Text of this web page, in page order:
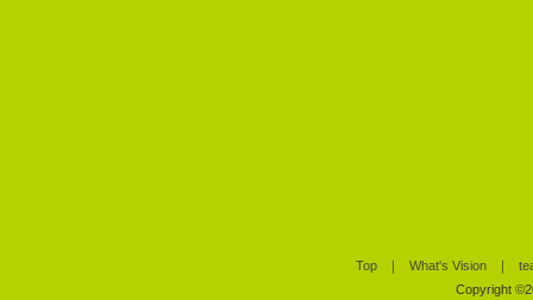
Top ｜ What's Vision ｜
Copyright